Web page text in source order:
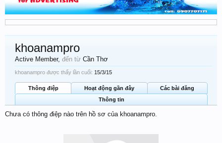
khoanampro
Active Member, đến từ Cần Thơ
khoanampro được thấy lần cuối: 15/3/15
Thông điệp Hoạt động gần đây
Các bài đăng
Thông tin
Chưa có thông điệp nào trên hồ sơ của khoanampro.